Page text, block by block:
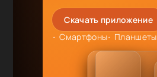
Скачать приложение
Смартфоны
Планшеты